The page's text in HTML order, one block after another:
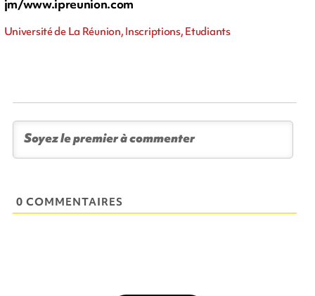
jm/www.ipreunion.com
Université de La Réunion, Inscriptions, Etudiants
0 COMMENTAIRES